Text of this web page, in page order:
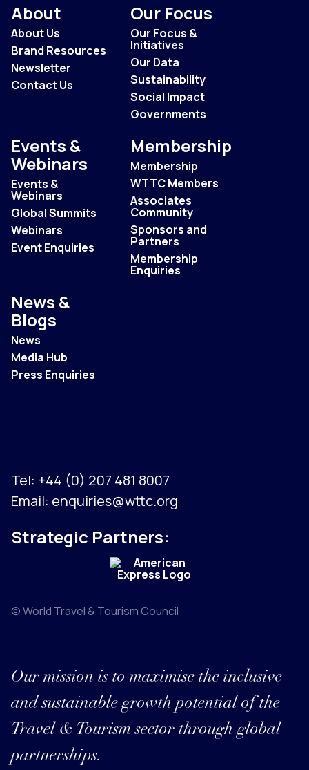
About
About Us
Brand Resources
Newsletter
Contact Us
Our Focus
Our Focus &
Initiatives
Our Data
Sustainability
Social Impact
Governments
Events &
Webinars
Events &
Webinars
Global Summits
Webinars
Event Enquiries
Membership
Membership
WTTC Members
Associates
Community
Sponsors and
Partners
Membership
Enquiries
News &
Blogs
News
Media Hub
Press Enquiries
Tel: +44 (0) 207 481 8007
Email: enquiries@wttc.org
Strategic Partners:
© World Travel & Tourism Council
Our mission is to maximise the inclusive
and sustainable growth potential of the
Travel & Tourism sector through global
partnerships.